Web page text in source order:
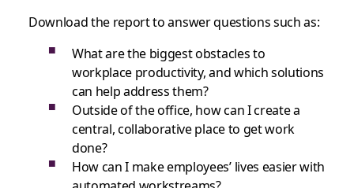
Download the report to answer questions such as:
What are the biggest obstacles to
workplace productivity, and which solutions
can help address them?
Outside of the office, how can I create a
central, collaborative place to get work
done?
How can I make employees’ lives easier with